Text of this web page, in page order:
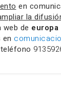
en
la
web de europa